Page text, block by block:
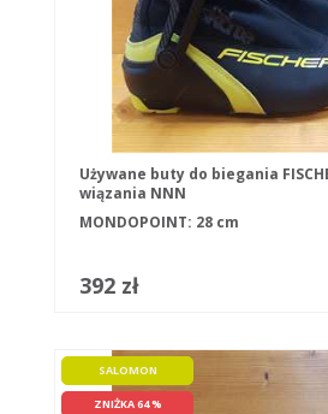
Używane buty do biegania
wiązania NNN
MONDOPOINT: 28 cm
392 zł
SALOMON
ZNIŻKA 64 %